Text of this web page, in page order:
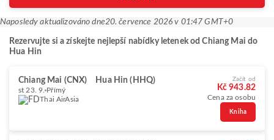
Naposledy aktualizováno dne20. července 2026 v 01:47 GMT+0
Rezervujte si a získejte nejlepší nabídky letenek od Chiang Mai do
Hua Hin
Chiang Mai (CNX) Hua Hin (HHQ)
st 23. 9. Přímý
Thai AirAsia
Začít od
Kč 943.82
Cena za osobu
Kniha